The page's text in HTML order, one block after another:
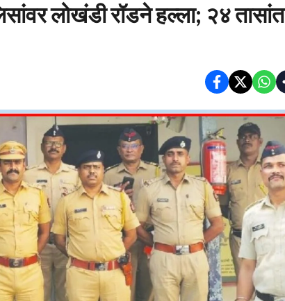
लोखंडी रॉडने हल्ला; २४ तासांत